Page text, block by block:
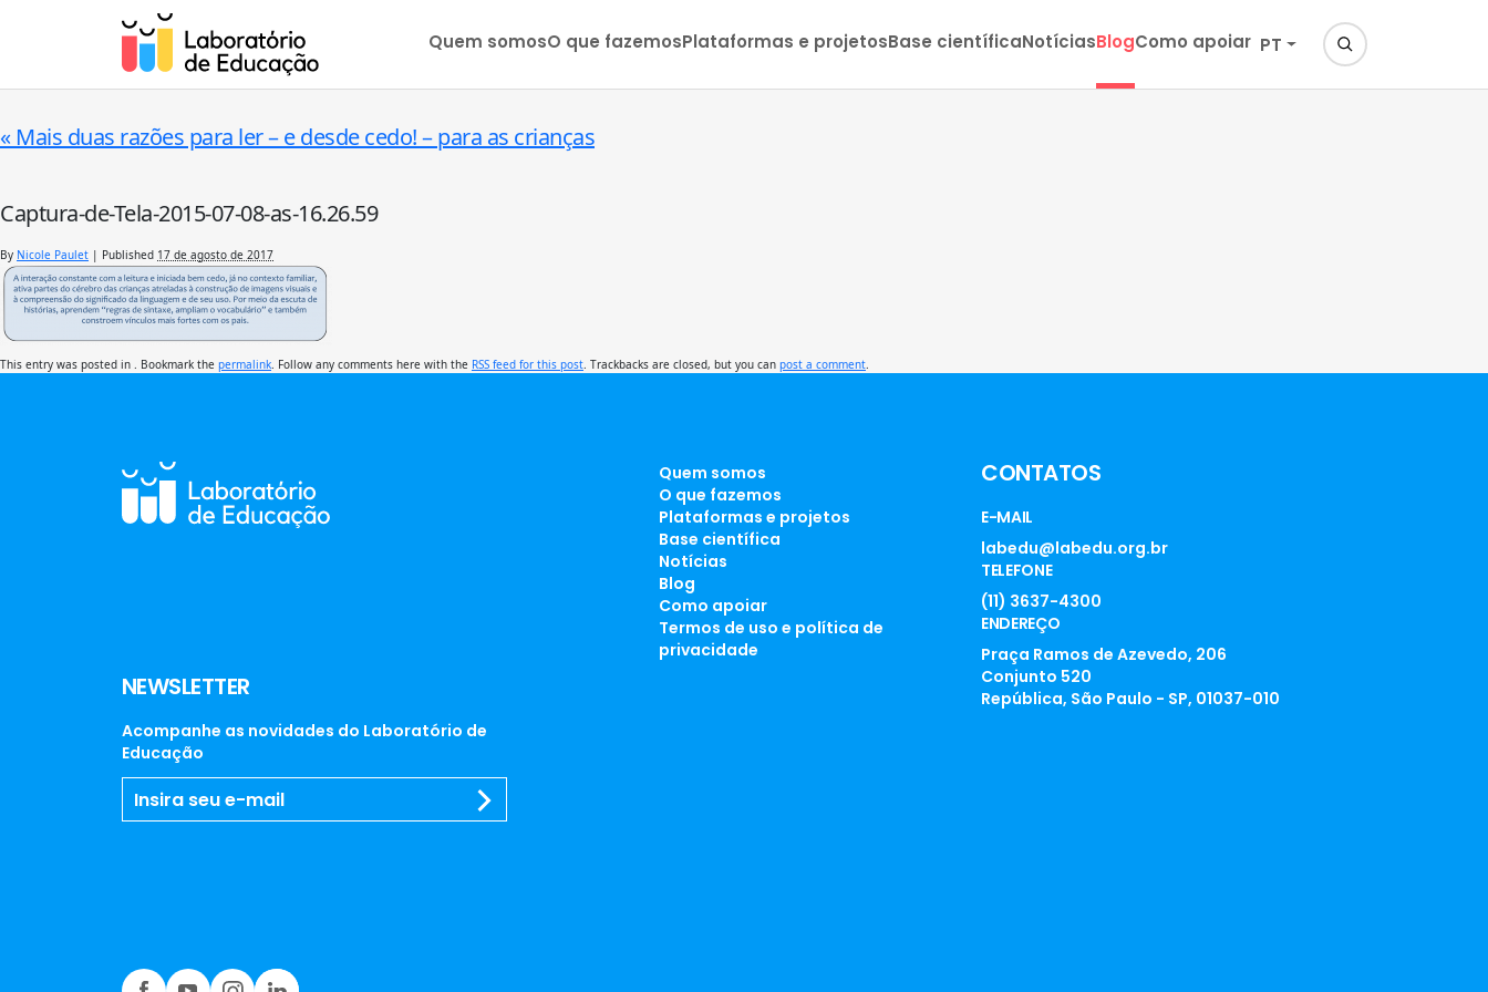
Quem somosO que fazemosPlataformas e projetosBase científicaNotíciasBlogComo apoiar PT
« Mais duas razões para ler – e desde cedo! – para as crianças
Captura-de-Tela-2015-07-08-as-16.26.59
By Nicole Paulet | Published 17 de agosto de 2017
This entry was posted in . Bookmark the permalink . Follow any comments here with the RSS feed for this post . Trackbacks are closed, but you can post a comment
NEWSLETTER
Acompanhe as novidades do Laboratório de
Educação
Quem somos
O que fazemos
Plataformas e projetos
Base científica
Notícias
Blog
Como apoiar
Termos de uso e política de
privacidade
CONTATOS
E-MAIL
labedu@labedu.org.br
TELEFONE
(11) 3637-4300
ENDEREÇO
Praça Ramos de Azevedo, 206
Conjunto 520
República, São Paulo - SP, 01037-010